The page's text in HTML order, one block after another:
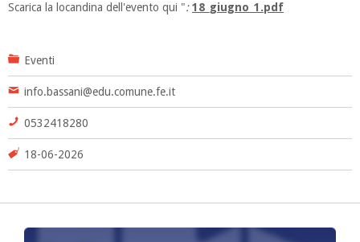
Scarica la locandina dell'evento qui ": 18_giugno_1.pdf
Eventi
info.bassani@edu.comune.fe.it
0532418280
18-06-2026